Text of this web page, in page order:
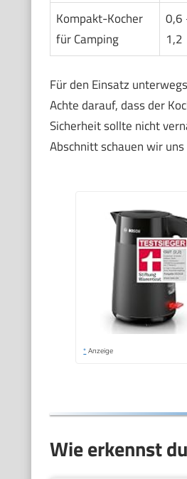
Kompakt-Kocher
für Camping
0,6
1,2
Für den Einsatz
Achte darauf, dass der
Sicherheit sollte nicht
Abschnitt schauen wir
* Anzeige
Wie erkennst